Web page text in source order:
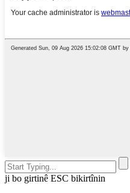
ji bo girtinê ESC bikirtînin